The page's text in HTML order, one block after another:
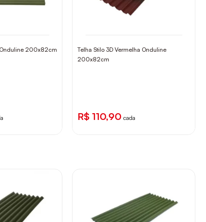
Onduline 200x82cm
Telha Stilo 3D Vermelha Onduline
200x82cm
R$ 110,90 cada